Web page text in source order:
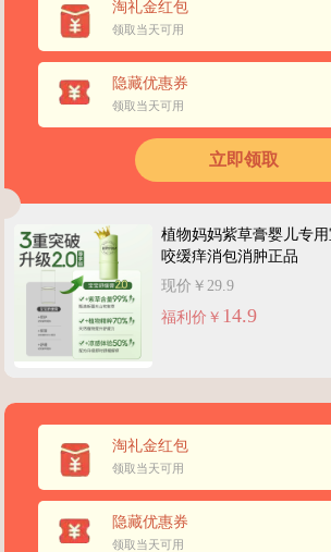
淘礼金红包
领取当天可用
隐藏优惠券
领取当天可用
立即领取
植物妈妈紫草膏婴儿专用
咬缓痒消包消肿正品
现价￥29.9
福利价￥ 14.9
淘礼金红包
领取当天可用
隐藏优惠券
领取当天可用